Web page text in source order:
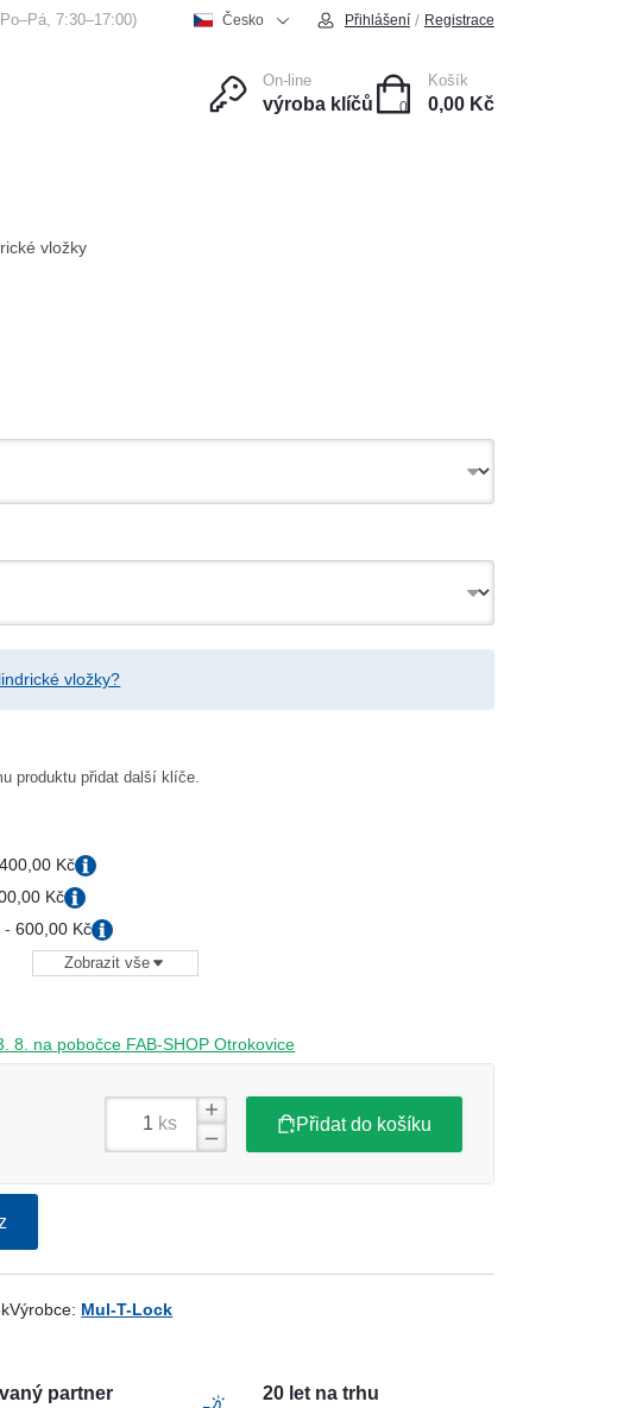
7:30–17:00) Česko Přihlášení / Registrace
On-line
výroba klíčů 0
Košík
0,00 Kč
vložky
vložky?
produktu přidat další klíče.
400,00 Kč
Kč
Kč
-600,00 Kč
od 600,00 Kč
600,00 Kč
Kč
Kč
Zobrazit vše
8. na pobočce FAB-SHOP Otrokovice
ks Přidat do košíku
Výrobce: Mul-T-Lock
partner 20 let na trhu